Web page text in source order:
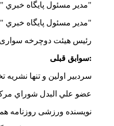
مدير مسئول پايگاه خبري "همدان نيوز"
مدير مسئول پايگاه خبري "همدان فوتبال"
رئیس هیئت دوچرخه
سوابق قبلی:
سردبیر اولین و تنها
عضو علي البدل شوراي
نویسنده ورزشی روزنامه